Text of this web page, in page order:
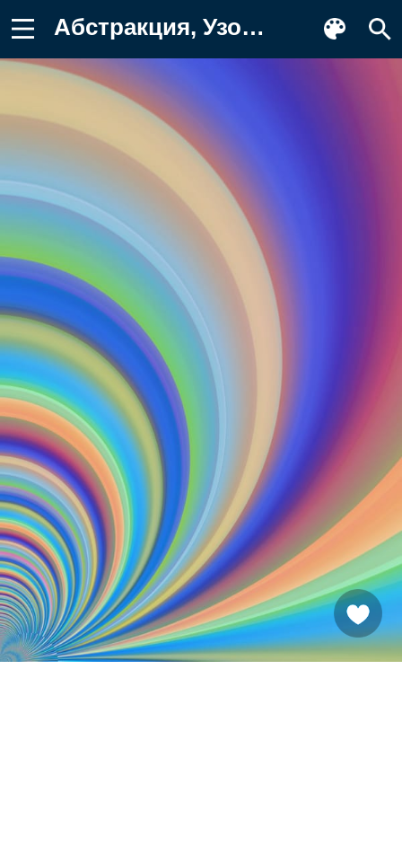
Абстракция, Узоры, Полосы Обои на телефон